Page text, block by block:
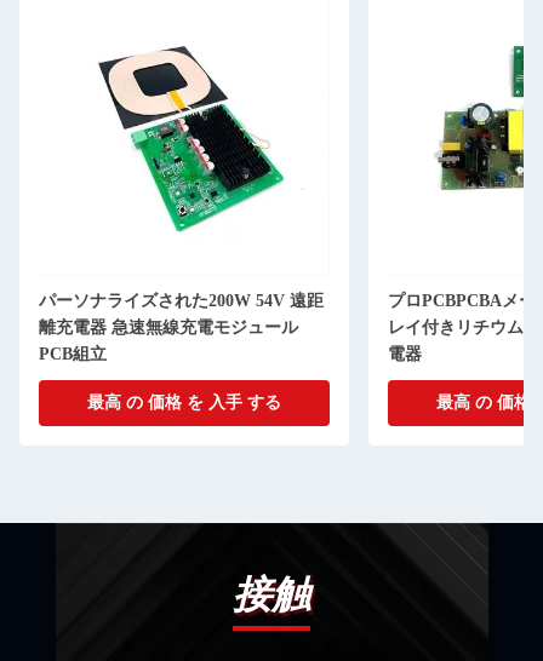
パーソナライズされた200W 54V 遠距
離充電器 急速無線充電モジュール
PCB組立
最高 の 価格 を 入手 する
プロPCBPCBAメー
レイ付きリチウム
電器
最高 の 価格
接触